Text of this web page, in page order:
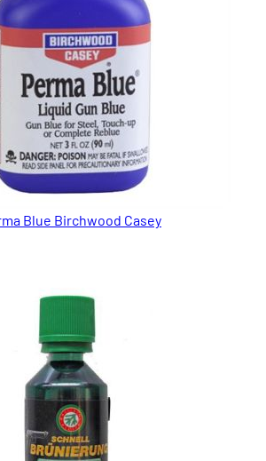
Blue Birchwood Casey